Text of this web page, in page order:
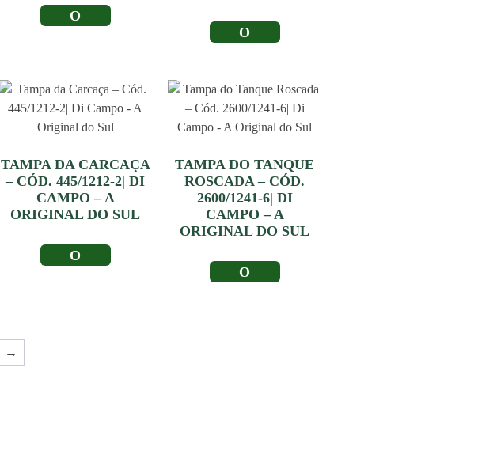
LER MAIS
LER MAIS
TAMPA DA CARCAÇA
– CÓD. 445/1212-2| DI
CAMPO – A
ORIGINAL DO SUL
LER MAIS
TAMPA DO TANQUE
ROSCADA – CÓD.
2600/1241-6| DI
CAMPO – A
ORIGINAL DO SUL
LER MAIS
→